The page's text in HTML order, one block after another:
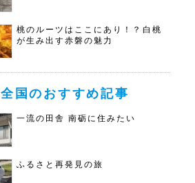
桃のルーツはここにあり！？白桃
が生み出す赤磐の魅力
全国のおすすめ記事
一流の田舎 南砺に住みたい
ふるさと再発見の旅